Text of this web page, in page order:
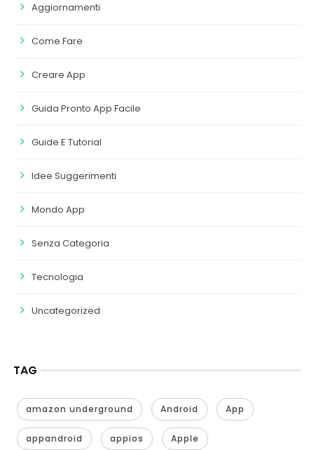
Aggiornamenti
Come Fare
Creare App
Guida Pronto App Facile
Guide E Tutorial
Idee Suggerimenti
Mondo App
Senza Categoria
Tecnologia
Uncategorized
TAG
amazon underground Android App
appandroid appios Apple